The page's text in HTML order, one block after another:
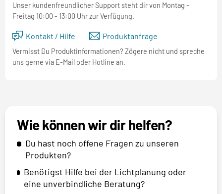
Unser kundenfreundlicher Support steht dir von Montag -
Freitag 10:00 - 13:00 Uhr zur Verfügung.
Kontakt / Hilfe Produktanfrage
Vermisst Du Produktinformationen? Zögere nicht und spreche
uns gerne via E-Mail oder Hotline an.
Wie können wir dir helfen?
Du hast noch offene Fragen zu unseren
Produkten?
Benötigst Hilfe bei der Lichtplanung oder
eine unverbindliche Beratung?